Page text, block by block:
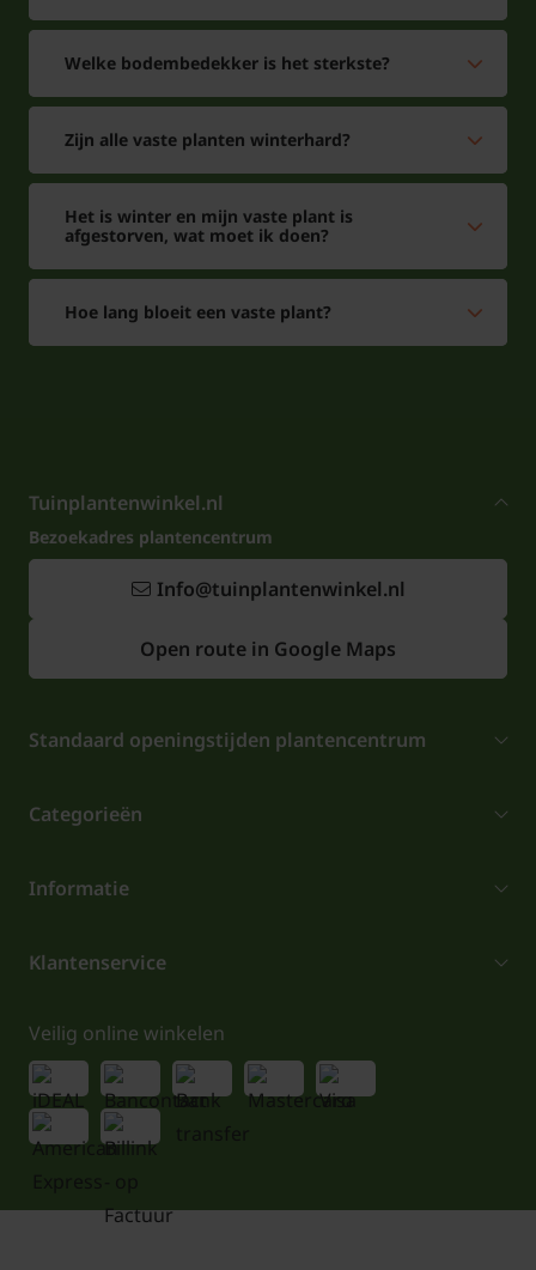
Welke bodembedekker is het sterkste?
Zijn alle vaste planten winterhard?
Het is winter en mijn vaste plant is
afgestorven, wat moet ik doen?
Hoe lang bloeit een vaste plant?
Tuinplantenwinkel.nl
Bezoekadres plantencentrum
Info@tuinplantenwinkel.nl
Open route in Google Maps
Standaard openingstijden plantencentrum
Categorieën
Informatie
Klantenservice
Veilig online winkelen